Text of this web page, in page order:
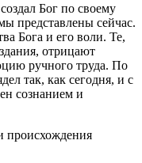
Бог по своему
представлены сейчас.
Бога и его воли. Те,
отрицают
ручного труда. По
так, как сегодня, и с
сознанием и
происхождения